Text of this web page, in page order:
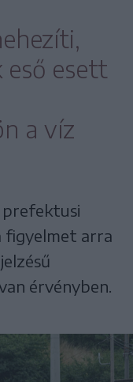
eső esett
a víz
prefektusi
figyelmet arra
érvényben.